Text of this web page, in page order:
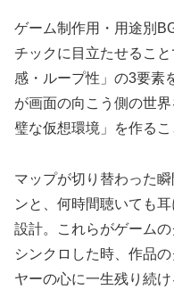
ゲーム制作用・用途別
チックに目立たせるこ
感・ループ性」の3要素
が画面の向こう側の世
璧な仮想環境」を作るこ
マップが切り替わった
ンと、何時間聴いても
設計。これらがゲーム
シンクロした時、作品
ヤーの心に一生残り続